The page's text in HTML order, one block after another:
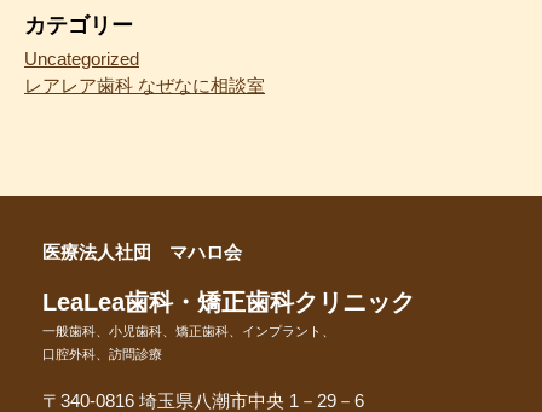
カテゴリー
Uncategorized
レアレア歯科 なぜなに相談室
医療法人社団 マハロ会
LeaLea歯科・矯正歯科クリニック
一般歯科、小児歯科、矯正歯科、インプラント、
口腔外科、訪問診療
〒340-0816 埼玉県八潮市中央 1－29－6